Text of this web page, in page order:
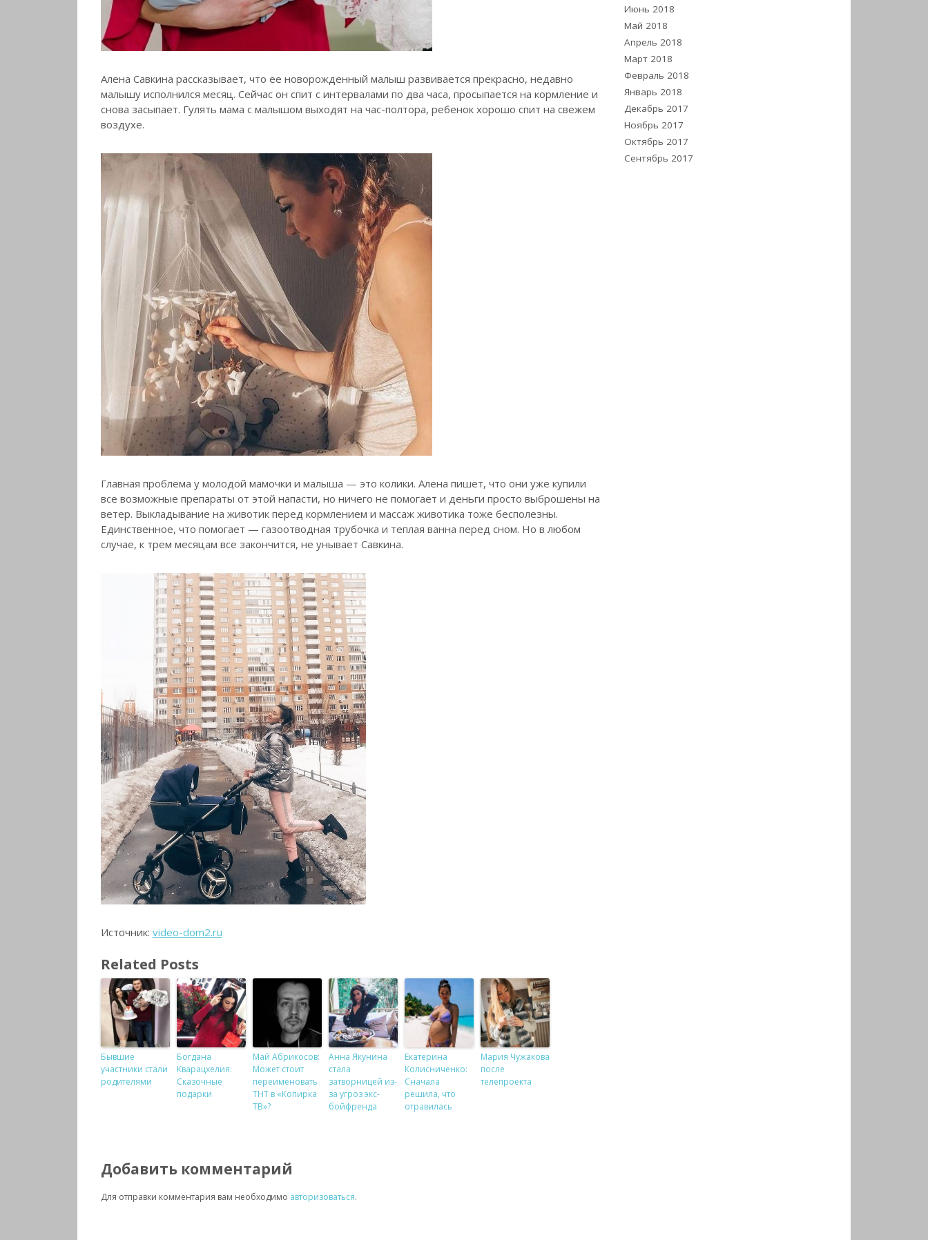
Алена Савкина рассказывает, что ее новорожденный малыш развивается прекрасно, недавно
малышу исполнился месяц. Сейчас он спит с интервалами по два часа, просыпается на кормление и
снова засыпает. Гулять мама с малышом выходят на час-полтора, ребенок хорошо спит на свежем
воздухе.
Главная проблема у молодой мамочки и малыша — это колики. Алена пишет, что они уже купили
все возможные препараты от этой напасти, но ничего не помогает и деньги просто выброшены на
ветер. Выкладывание на животик перед кормлением и массаж животика тоже бесполезны.
Единственное, что помогает — газоотводная трубочка и теплая ванна перед сном. Но в любом
случае, к трем месяцам все закончится, не унывает Савкина.
Источник: video-dom2.ru
Related Posts
Бывшие
участники стали
родителями
Богдана
Кварацхелия:
Сказочные
подарки
Май Абрикосов:
Может стоит
переименовать
ТНТ в «Копирка
ТВ»?
Анна Якунина
стала
затворницей из-
за угроз экс-
бойфренда
Екатерина
Колисниченко:
Сначала
решила, что
отравилась
Мария Чужакова
после
телепроекта
Добавить комментарий
Для отправки комментария вам необходимо авторизоваться.
Июнь 2018
Май 2018
Апрель 2018
Март 2018
Февраль 2018
Январь 2018
Декабрь 2017
Ноябрь 2017
Октябрь 2017
Сентябрь 2017